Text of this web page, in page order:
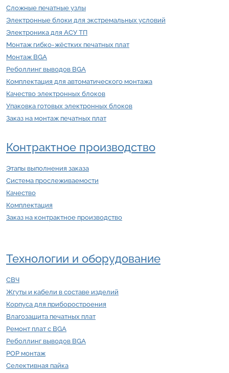
Сложные печатные узлы
Электронные блоки для экстремальных условий
Электроника для АСУ ТП
Монтаж гибко-жёстких печатных плат
Монтаж BGA
Реболлинг выводов BGA
Комплектация для автоматического монтажа
Качество электронных блоков
Упаковка готовых электронных блоков
Заказ на монтаж печатных плат
Контрактное производство
Этапы выполнения заказа
Система прослеживаемости
Качество
Комплектация
Заказ на контрактное производство
Технологии и оборудование
СВЧ
Жгуты и кабели в составе изделий
Корпуса для приборостроения
Влагозащита печатных плат
Ремонт плат с BGA
Реболлинг выводов BGA
POP монтаж
Селективная пайка